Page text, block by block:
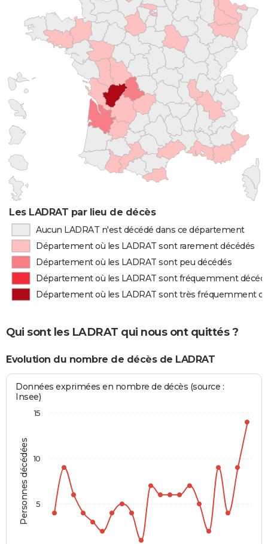
Les LADRAT par lieu de décès
Aucun LADRAT n'est décédé dans ce département
Département où les LADRAT sont rarement décédés
Département où les LADRAT sont peu décédés
Département où les LADRAT sont fréquemment
Département où les LADRAT sont très fréquemment
Qui sont les LADRAT qui nous ont quittés ?
Evolution du nombre de décès de LADRAT
Personnes décédées
Données exprimées en nombre de décès (source :
Insee)
5
10
15